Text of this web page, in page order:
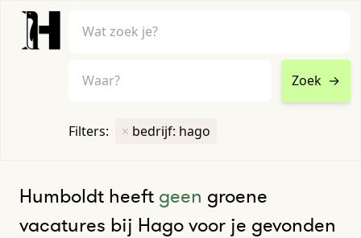
Zoek →
Filters: × bedrijf: hago
Humboldt heeft geen groene
vacatures bij Hago voor je gevonden